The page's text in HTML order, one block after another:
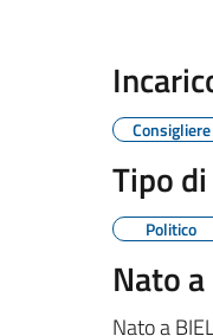
Consigliere
Tipo
Politico
Nato a
Nato a